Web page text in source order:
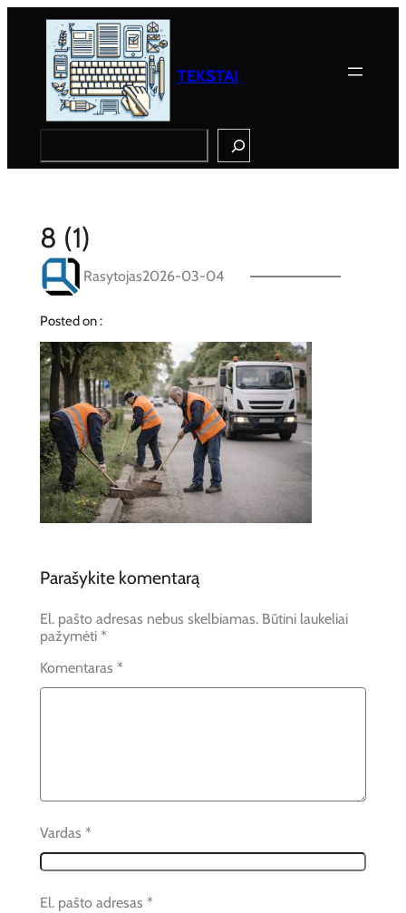
TEKSTAI
8 (1)
Rasytojas2026-03-04
Posted on :
Parašykite komentarą
El. pašto adresas nebus skelbiamas. Būtini laukeliai
pažymėti *
Komentaras *
Vardas *
El. pašto adresas *